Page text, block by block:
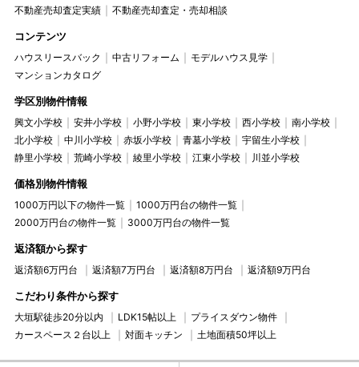
不動産売却査定実績
不動産売却査定・売却相談
コンテンツ
ハウスリースバック 中古リフォーム
モデルハウス見学
マンションカタログ
学区別物件情報
興文小学校 安井小学校 小野小学校 東小学校 西小学校
南小学校
北小学校
中川小学校 赤坂小学校 青墓小学校
宇留生小学校
静里小学校
荒崎小学校 綾里小学校 江東小学校 川並小学校
価格別物件情報
1000万円以下の物件一覧
1000万円台の物件一覧
2000万円台の物件一覧
3000万円台の物件一覧
返済額から探す
返済額6万円台 返済額7万円台 返済額8万円台 返済額9万円台
こだわり条件から探す
大垣駅徒歩20分以内 LDK15帖以上
プライスダウン物件
カースペース２台以上
対面キッチン 土地面積50坪以上